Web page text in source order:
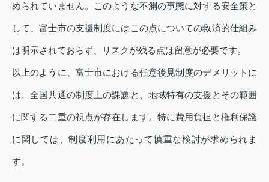
められていません。このような不測の事態に対する安全策と
して、富士市の支援制度にはこの点についての救済的仕組み
は明示されておらず、リスクが残る点は留意が必要です。
以上のように、富士市における任意後見制度のデメリットに
は、全国共通の制度上の課題と、地域特有の支援とその範囲
に関する二重の視点が存在します。特に費用負担と権利保護
に関しては、制度利用にあたって慎重な検討が求められま
す。